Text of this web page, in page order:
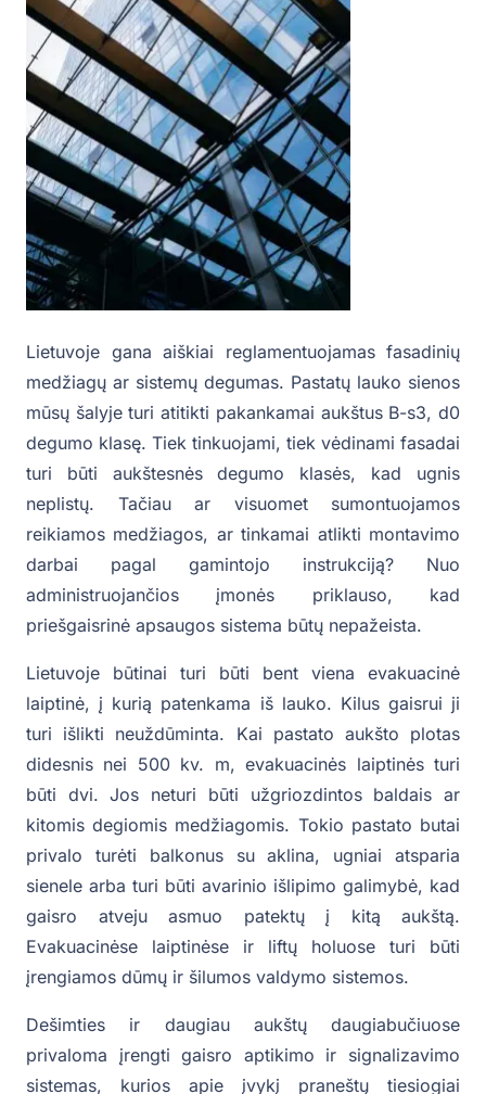
Lietuvoje gana aiškiai reglamentuojamas fasadinių
medžiagų ar sistemų degumas. Pastatų lauko sienos
mūsų šalyje turi atitikti pakankamai aukštus B-s3, d0
degumo klasę. Tiek tinkuojami, tiek vėdinami fasadai
turi būti aukštesnės degumo klasės, kad ugnis
neplistų. Tačiau ar visuomet sumontuojamos
reikiamos medžiagos, ar tinkamai atlikti montavimo
darbai pagal gamintojo instrukciją? Nuo
administruojančios įmonės priklauso, kad
priešgaisrinė apsaugos sistema būtų nepažeista.
Lietuvoje būtinai turi būti bent viena evakuacinė
laiptinė, į kurią patenkama iš lauko. Kilus gaisrui ji
turi išlikti neuždūminta. Kai pastato aukšto plotas
didesnis nei 500 kv. m, evakuacinės laiptinės turi
būti dvi. Jos neturi būti užgriozdintos baldais ar
kitomis degiomis medžiagomis. Tokio pastato butai
privalo turėti balkonus su aklina, ugniai atsparia
sienele arba turi būti avarinio išlipimo galimybė, kad
gaisro atveju asmuo patektų į kitą aukštą.
Evakuacinėse laiptinėse ir liftų holuose turi būti
įrengiamos dūmų ir šilumos valdymo sistemos.
Dešimties ir daugiau aukštų daugiabučiuose
privaloma įrengti gaisro aptikimo ir signalizavimo
sistemas, kurios apie įvykį praneštų tiesiogiai